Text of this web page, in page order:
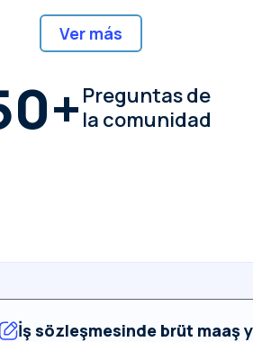
Ver más
+ Preguntas de
la comunidad
İş sözleşmesinde brüt maaş